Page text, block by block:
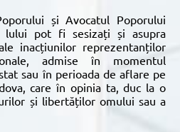
și Avocatul Poporului
lului pot fi sesizați și asupra
inacțiunilor reprezentanților
admise în momentul
sau în perioada de aflare pe
care în opinia ta, duc la o
și libertăților omului sau a